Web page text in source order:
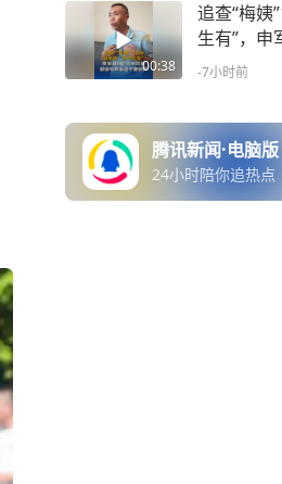
00:38
追查“梅姨
生有”，申
坷，鼓励
-7小时前
腾讯新闻·电脑版
24小时陪你追热点